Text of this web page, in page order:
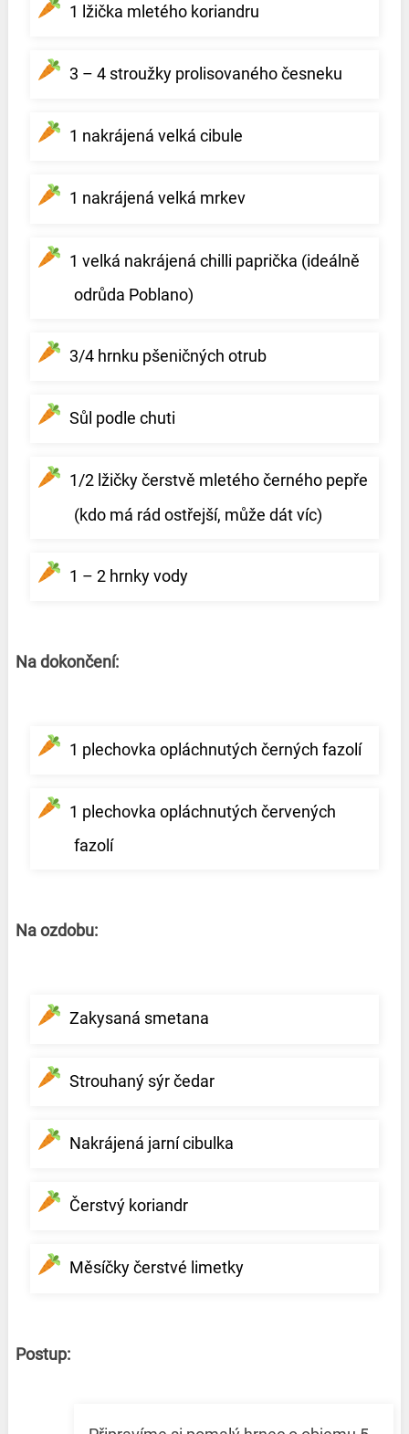
1 lžička mletého koriandru
3 – 4 stroužky prolisovaného česneku
1 nakrájená velká cibule
1 nakrájená velká mrkev
1 velká nakrájená chilli paprička (ideálně
odrůda Poblano)
3/4 hrnku pšeničných otrub
Sůl podle chuti
1/2 lžičky čerstvě mletého černého pepře
(kdo má rád ostřejší, může dát víc)
1 – 2 hrnky vody
Na dokončení:
1 plechovka opláchnutých černých fazolí
1 plechovka opláchnutých červených
fazolí
Na ozdobu:
Zakysaná smetana
Strouhaný sýr čedar
Nakrájená jarní cibulka
Čerstvý koriandr
Měsíčky čerstvé limetky
Postup: